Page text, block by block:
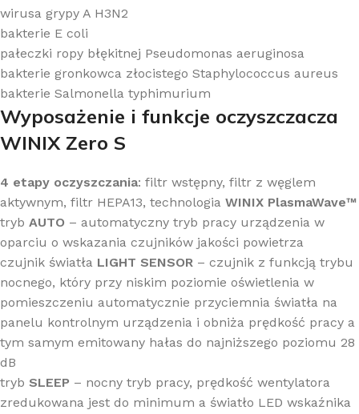
wirusa grypy A H3N2
bakterie E coli
pałeczki ropy błękitnej Pseudomonas aeruginosa
bakterie gronkowca złocistego Staphylococcus aureus
bakterie Salmonella typhimurium
Wyposażenie i funkcje oczyszczacza
WINIX Zero S
4 etapy oczyszczania: filtr wstępny, filtr z węglem
aktywnym, filtr HEPA13, technologia WINIX PlasmaWave™
tryb AUTO – automatyczny tryb pracy urządzenia w
oparciu o wskazania czujników jakości powietrza
czujnik światła LIGHT SENSOR – czujnik z funkcją trybu
nocnego, który przy niskim poziomie oświetlenia w
pomieszczeniu automatycznie przyciemnia światła na
panelu kontrolnym urządzenia i obniża prędkość pracy a
tym samym emitowany hałas do najniższego poziomu 28
dB
tryb SLEEP – nocny tryb pracy, prędkość wentylatora
zredukowana jest do minimum a światło LED wskaźnika